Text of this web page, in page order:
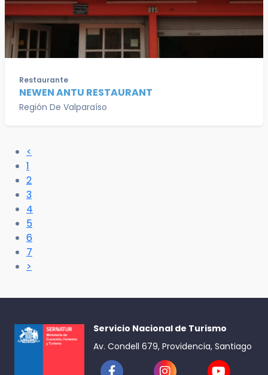
Restaurante
NEWEN ANTU RESTAURANT
Región De Valparaíso
<
1
2
3
4
5
6
7
>
Servicio Nacional de Turismo
Av. Condell 679, Providencia, Santiago